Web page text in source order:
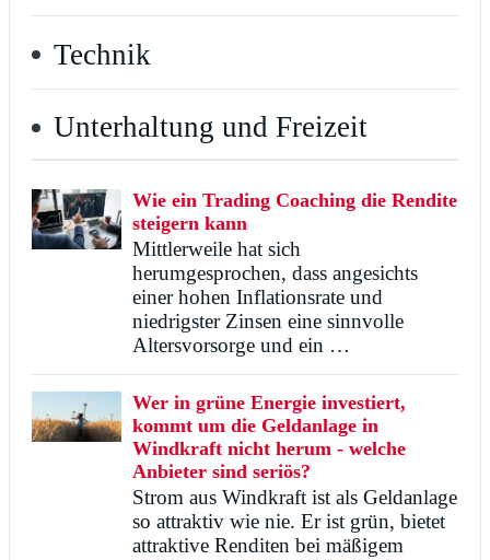
Technik
Unterhaltung und Freizeit
Wie ein Trading Coaching die Rendite
steigern kann
Mittlerweile hat sich
herumgesprochen, dass angesichts
einer hohen Inflationsrate und
niedrigster Zinsen eine sinnvolle
Altersvorsorge und ein …
Wer in grüne Energie investiert,
kommt um die Geldanlage in
Windkraft nicht herum - welche
Anbieter sind seriös?
Strom aus Windkraft ist als Geldanlage
so attraktiv wie nie. Er ist grün, bietet
attraktive Renditen bei mäßigem